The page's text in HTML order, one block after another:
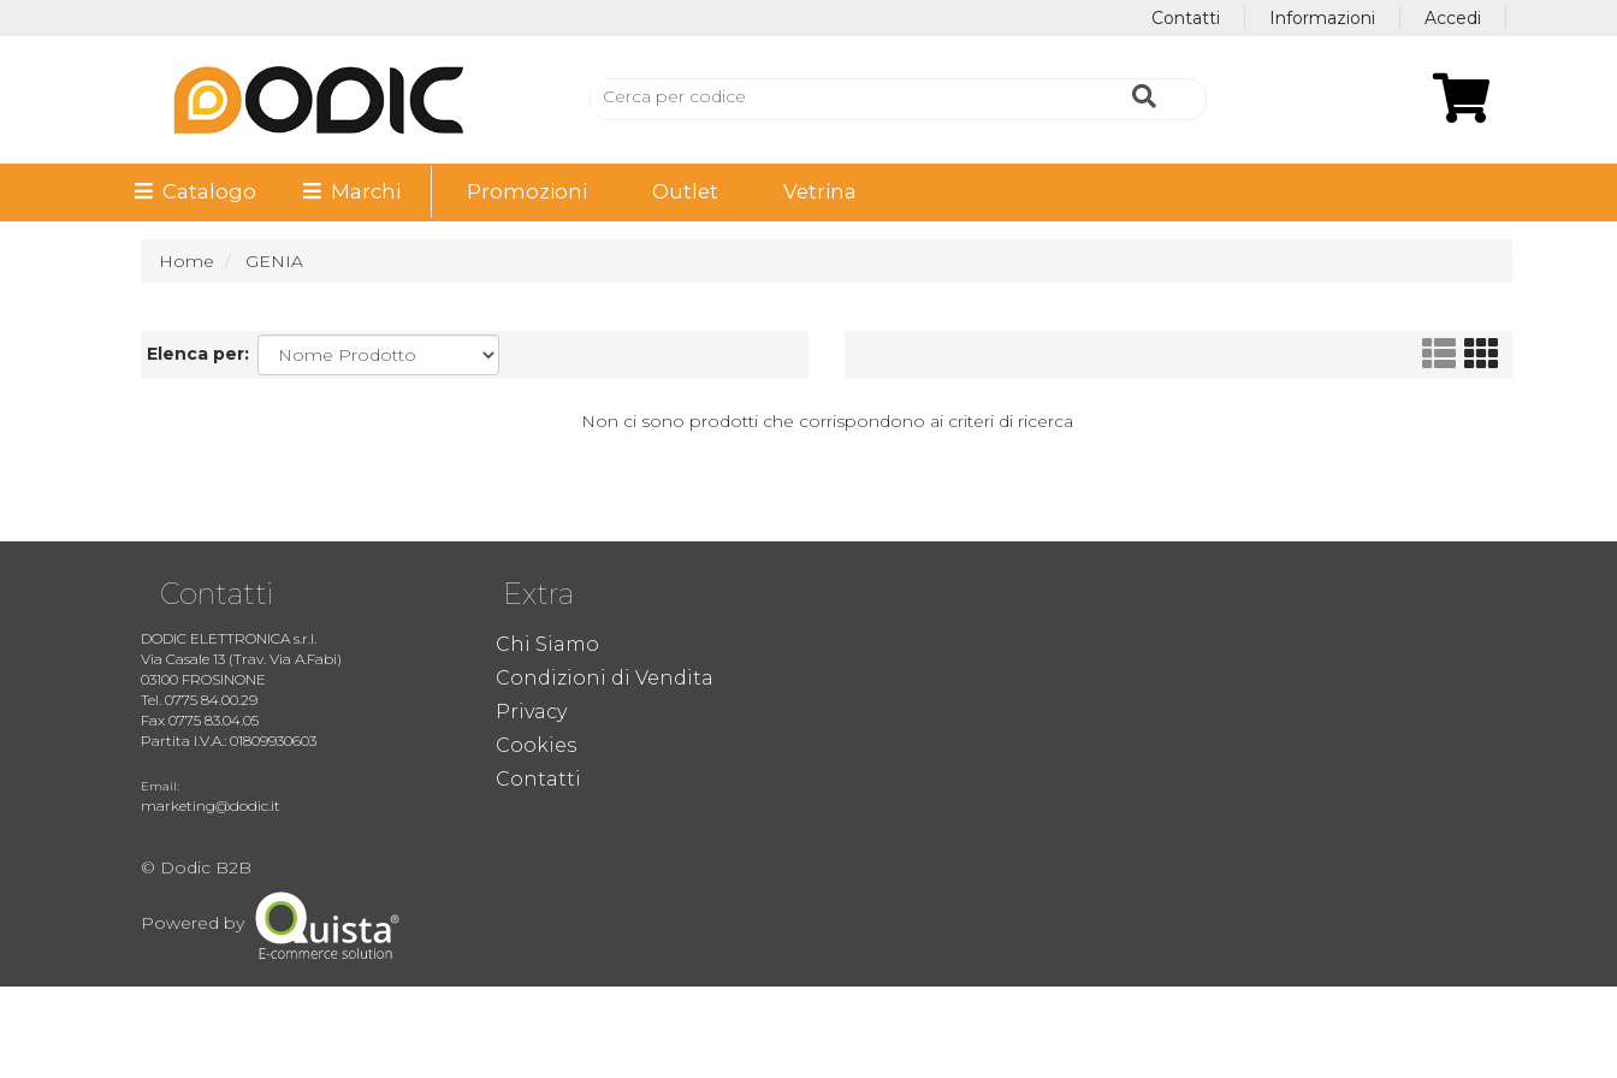
Accedi
Informazioni
Contatti
Catalogo Marchi Promozioni Outlet Vetrina
Home GENIA
Elenca per:
Non ci sono prodotti che corrispondono ai criteri di ricerca
Contatti
DODIC ELETTRONICA s.r.l.
Via Casale 13 (Trav. Via A.Fabi)
03100 FROSINONE
Tel. 0775 84.00.29
Fax 0775 83.04.05
Partita I.V.A.: 01809930603
Email:
marketing@dodic.it
Extra
Chi Siamo
Condizioni di Vendita
Privacy
Cookies
Contatti
© Dodic B2B
Powered by